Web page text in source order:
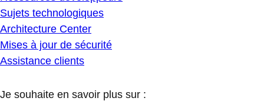
Sujets technologiques
Architecture Center
Mises à jour de sécurité
Assistance clients
Je souhaite en savoir plus sur :